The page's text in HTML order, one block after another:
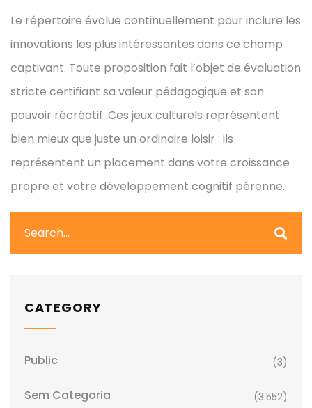
Le répertoire évolue continuellement pour inclure les
innovations les plus intéressantes dans ce champ
captivant. Toute proposition fait l’objet de évaluation
stricte certifiant sa valeur pédagogique et son
pouvoir récréatif. Ces jeux culturels représentent
bien mieux que juste un ordinaire loisir : ils
représentent un placement dans votre croissance
propre et votre développement cognitif pérenne.
CATEGORY
Public (3)
Sem Categoria (3.552)